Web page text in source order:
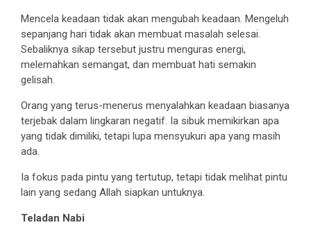
Mencela keadaan tidak akan mengubah keadaan. Mengeluh
sepanjang hari tidak akan membuat masalah selesai.
Sebaliknya sikap tersebut justru menguras energi,
melemahkan semangat, dan membuat hati semakin
gelisah.
Orang yang terus-menerus menyalahkan keadaan biasanya
terjebak dalam lingkaran negatif. Ia sibuk memikirkan apa
yang tidak dimiliki, tetapi lupa mensyukuri apa yang masih
ada.
Ia fokus pada pintu yang tertutup, tetapi tidak melihat pintu
lain yang sedang Allah siapkan untuknya.
Teladan Nabi